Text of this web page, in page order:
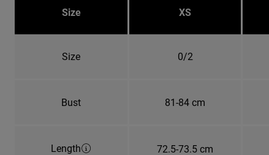
Size XS
Size 0/2
Bust 81-84 cm
Length 72.5-73.5 cm